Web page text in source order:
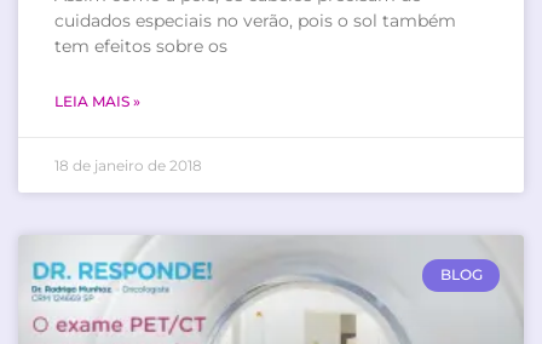
cuidados especiais no verão, pois o sol também
tem efeitos sobre os
LEIA MAIS »
18 de janeiro de 2018
BLOG